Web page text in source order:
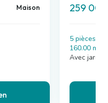
Maison 259
5 pièces , 4
160.00 m²
Avec